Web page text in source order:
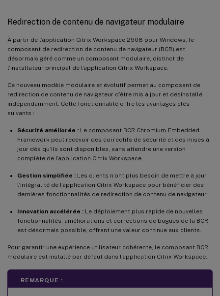
Redirection de contenu de navigateur modulaire
À partir de l’application Citrix Workspace 2508 pour Windows, le
composant de redirection de contenu de navigateur (BCR) est
désormais géré comme un composant modulaire, distinct de
l’installateur principal de l’application Citrix Workspace.
Ce nouveau modèle modulaire et évolutif permet au composant de
redirection de contenu de navigateur d’être mis à jour et désinstallé
indépendamment. Cette fonctionnalité offre les avantages clés
suivants :
Sécurité améliorée : Le composant BCR Chromium-Embedded
Framework peut recevoir des correctifs de sécurité et des mises à
jour dès qu’ils sont disponibles, sans attendre une version
complète de l’application Citrix Workspace.
Gestion simplifiée : Les clients n’ont plus besoin de mettre à jour
l’intégralité de l’application Citrix Workspace pour bénéficier des
dernières fonctionnalités de redirection de contenu de navigateur.
Innovation accélérée : Le déploiement plus rapide de nouvelles
fonctionnalités, améliorations et corrections de bogues de la BCR
est désormais possible, offrant une valeur continue aux clients.
Pour garantir une expérience utilisateur cohérente, le composant BCR
modulaire est installé par défaut dans l’application Citrix Workspace.
REMARQUE :